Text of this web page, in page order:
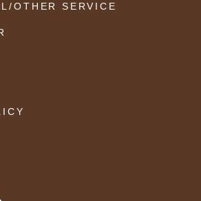
OTHER SERVICE